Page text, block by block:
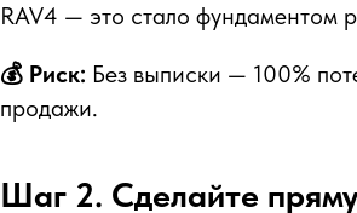
RAV4 — это стало фундаментом
💰 Риск: Без выписки — 100%
продажи.
Шаг 2. Сделайте